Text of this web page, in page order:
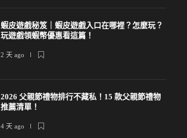
蝦皮遊戲秘笈｜蝦皮遊戲入口在哪裡？怎麼玩？
玩遊戲領蝦幣優惠看這篇！
2 天 ago
2026 父親節禮物排行不藏私！15 款父親節禮物
推薦清單！
4 天 ago